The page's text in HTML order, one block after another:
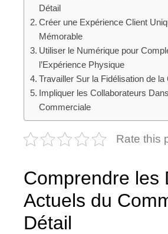
Détail
Créer une Expérience Client
Mémorable
Utiliser le Numérique pour
l’Expérience Physique
Travailler Sur la Fidélisation de la
Impliquer les Collaborateurs
Commerciale
Rate this
Comprendre les
Actuels du
Détail